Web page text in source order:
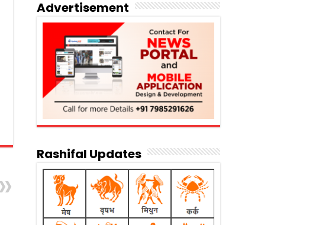
Advertisement
Rashifal Updates